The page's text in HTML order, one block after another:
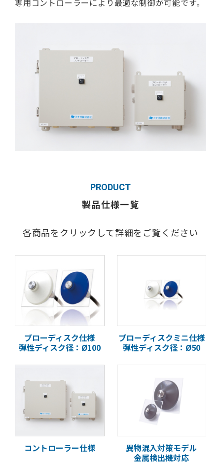
専用コントローラーにより最適な制御が可能です。
PRODUCT
製品仕様一覧
各商品をクリックして詳細をご覧ください
ブローディスク仕様
弾性ディスク径： Ø100
ブローディスクミニ仕様
弾性ディスク径： Ø50
コントローラー仕様
異物混入対策モデル
金属検出機対応